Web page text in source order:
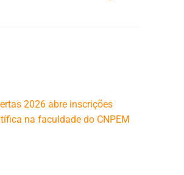
2026 abre inscrições
na faculdade do CNPEM